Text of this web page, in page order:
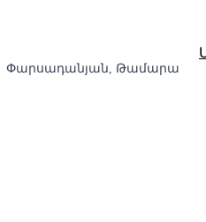
Փարսադանյան, Թամարա